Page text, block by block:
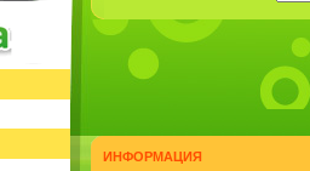
ИНФОРМАЦИЯ